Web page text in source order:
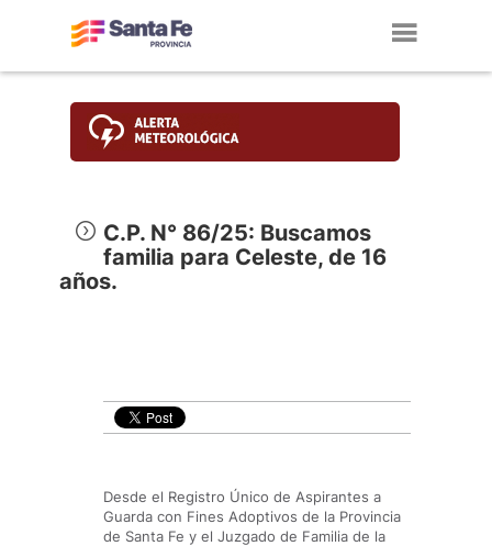
C.P. N° 86/25: Buscamos
familia para Celeste, de 16
años.
Desde el Registro Único de Aspirantes a
Guarda con Fines Adoptivos de la Provincia
de Santa Fe y el Juzgado de Familia de la